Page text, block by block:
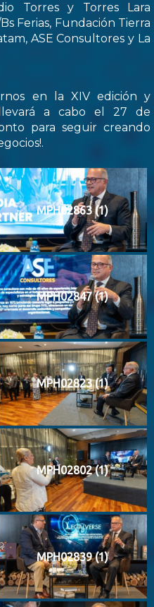
Torres y Torres Lara
Ferias, Fundación Tierra
ASE Consultores y La
en la XIV edición y
a cabo el 27 de
para seguir creando
MPH02863 (1)
MPH02847 (1)
MPH02823 (1)
MPH02802 (1)
MPH02839 (1)